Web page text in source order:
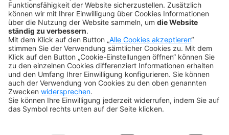
ebenso wie das für die BReg immer wieder
verwendete Wort„Staatsleitung“(BVerfGE 11,
77 (85); 26, 338 (395 f.); 105, 252 (270); 105,
279 (301)), generell vermieden werden;
staatsleitend wird jedenfalls auch der
Gesetzgeber, ja das BVerfG tätig.
VI. Die Bundesregierung